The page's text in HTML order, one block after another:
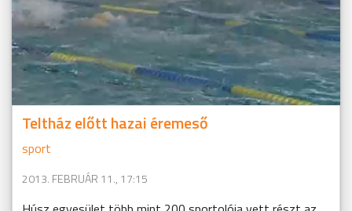
Teltház előtt hazai éremeső
sport
2013. FEBRUÁR 11., 17:15